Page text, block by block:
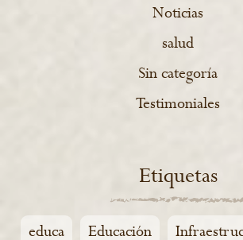
Noticias
salud
Sin categoría
Testimoniales
Etiquetas
educa Educación